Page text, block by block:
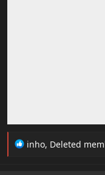
R
inho, Deleted